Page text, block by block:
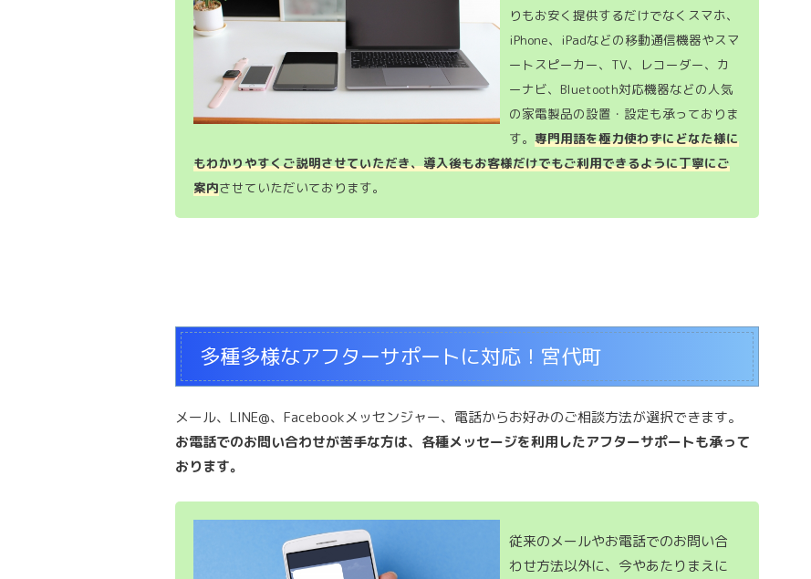
りもお安く提供するだけでなくスマホ、
iPhone、iPadなどの移動通信機器やスマ
ートスピーカー、TV、レコーダー、カ
ーナビ、Bluetooth対応機器などの人気
の家電製品の設置・設定も承っておりま
す。 専門用語を極力使わずにどなた様に
もわかりやすくご説明させていただき、導入後もお客様だけでもご利用できるように丁寧にご
案内させていただいております。
多種多様なアフターサポートに対応！宮代町
メール、LINE@、Facebookメッセンジャー、電話からお好みのご相談方法が選択できます。
お電話でのお問い合わせが苦手な方は、各種メッセージを利用したアフターサポートも承って
おります。
従来のメールやお電話でのお問い合
わせ方法以外に、今やあたりまえに